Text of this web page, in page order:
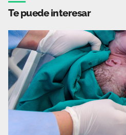
Te puede interesar